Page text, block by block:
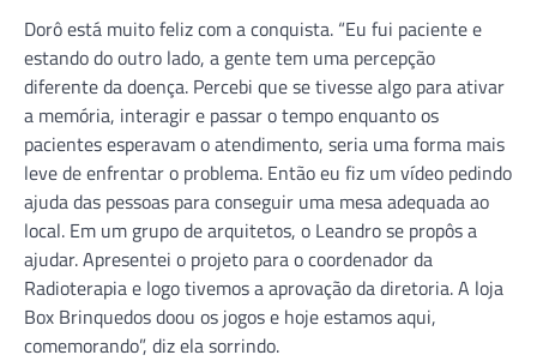
Dorô está muito feliz com a conquista. “Eu fui paciente e
estando do outro lado, a gente tem uma percepção
diferente da doença. Percebi que se tivesse algo para ativar
a memória, interagir e passar o tempo enquanto os
pacientes esperavam o atendimento, seria uma forma mais
leve de enfrentar o problema. Então eu fiz um vídeo pedindo
ajuda das pessoas para conseguir uma mesa adequada ao
local. Em um grupo de arquitetos, o Leandro se propôs a
ajudar. Apresentei o projeto para o coordenador da
Radioterapia e logo tivemos a aprovação da diretoria. A loja
Box Brinquedos doou os jogos e hoje estamos aqui,
comemorando”, diz ela sorrindo.